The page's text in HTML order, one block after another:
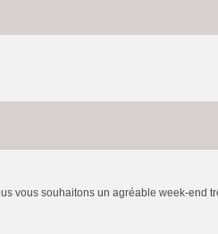
vous souhaitons un agréable week-end